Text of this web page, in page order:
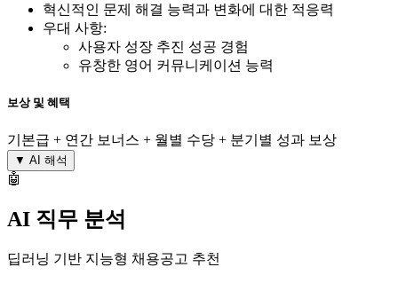
혁신적인 문제 해결 능력과 변화에 대한 적응력
우대 사항:
사용자 성장 추진 성공 경험
유창한 영어 커뮤니케이션 능력
보상 및 혜택
기본급 + 연간 보너스 + 월별 수당 + 분기별 성과 보상
▼ AI 해석
🤖
AI 직무 분석
딥러닝 기반 지능형 채용공고 추천